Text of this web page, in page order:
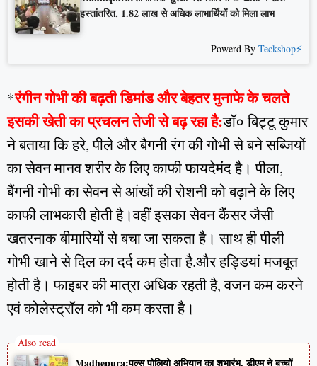
हस्तांतरित, 1.82 लाख से अधिक लाभार्थियों को मिला लाभ
Powerd By Teckshop⚡
*रंगीन गोभी की बढ़ती डिमांड और बेहतर मुनाफे के चलते
इसकी खेती का प्रचलन तेजी से बढ़ रहा है:डॉ० बिट्टू कुमार
ने बताया कि हरे, पीले और बैगनी रंग की गोभी से बने सब्जियों
का सेवन मानव शरीर के लिए काफी फायदेमंद है। पीला,
बैंगनी गोभी का सेवन से आंखों की रोशनी को बढ़ाने के लिए
काफी लाभकारी होती है।वहीं इसका सेवन कैंसर जैसी
खतरनाक बीमारियों से बचा जा सकता है। साथ ही पीली
गोभी खाने से दिल का दर्द कम होता है.और हड्डियां मजबूत
होती है। फाइबर की मात्रा अधिक रहती है, वजन कम करने
एवं कोलेस्ट्रॉल को भी कम करता है।
Madhepura:पल्स पोलियो अभियान का शुभारंभ, डीएम ने बच्चों